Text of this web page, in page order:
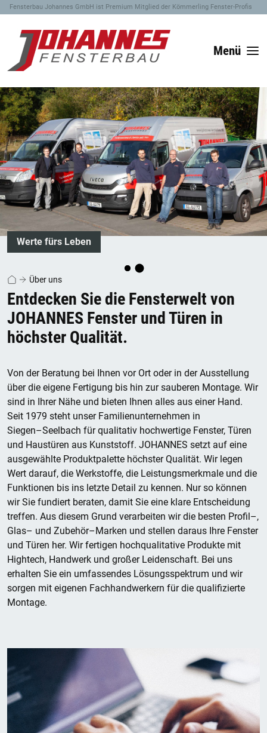
Fensterbau Johannes GmbH ist Premium Mitglied der Kömmerling Fenster-Profis
Menü
Werte fürs Leben
Über uns
Entdecken Sie die Fensterwelt von
JOHANNES Fenster und Türen in
höchster Qualität.
Von der Beratung bei Ihnen vor Ort oder in der Ausstellung
über die eigene Fertigung bis hin zur sauberen Montage. Wir
sind in Ihrer Nähe und bieten Ihnen alles aus einer Hand.
Seit 1979 steht unser Familienunternehmen in
Siegen–Seelbach für qualitativ hochwertige Fenster, Türen
und Haustüren aus Kunststoff. JOHANNES setzt auf eine
ausgewählte Produktpalette höchster Qualität. Wir legen
Wert darauf, die Werkstoffe, die Leistungsmerkmale und die
Funktionen bis ins letzte Detail zu kennen. Nurso können
wir Sie fundiert beraten, damit Sie eine klare Entscheidung
treffen. Aus diesem Grund verarbeiten wir die besten Profil –,
Glas– und Zubehör– Marken und stellen daraus Ihre Fenster
und Türen her. Wirfertigen hochqualitative Produkte mit
Hightech, Handwerk und großer Leidenschaft. Bei uns
erhalten Sie ein umfassendes Lösungsspektrum und wir
sorgen mit eigenen Fachhandwerkern für die qualifizierte
Montage.